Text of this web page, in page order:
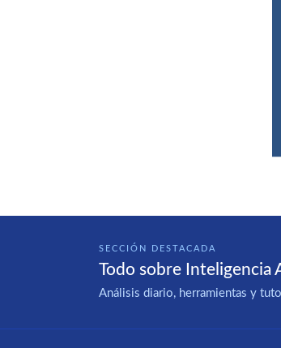
SECCIÓN DESTACADA
Todo sobre Inteligencia
Análisis diario, herramientas y